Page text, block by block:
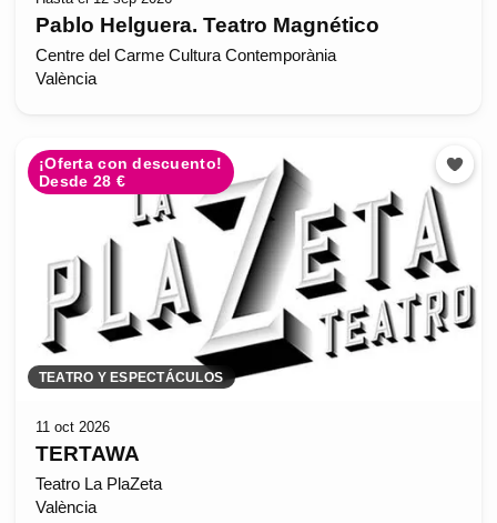
Pablo Helguera. Teatro Magnético
Centre del Carme Cultura Contemporània
València
¡Oferta con descuento!
Desde 28 €
TEATRO Y ESPECTÁCULOS
11 oct 2026
TERTAWA
Teatro La PlaZeta
València